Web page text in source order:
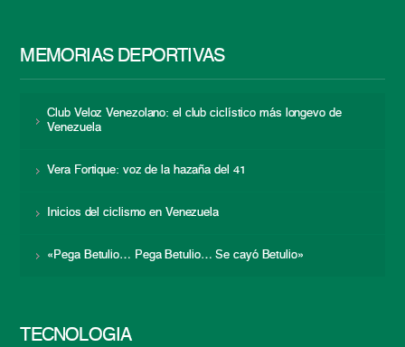
MEMORIAS DEPORTIVAS
Club Veloz Venezolano: el club ciclístico más longevo de
Venezuela
Vera Fortique: voz de la hazaña del 41
Inicios del ciclismo en Venezuela
«Pega Betulio… Pega Betulio… Se cayó Betulio»
TECNOLOGÍA